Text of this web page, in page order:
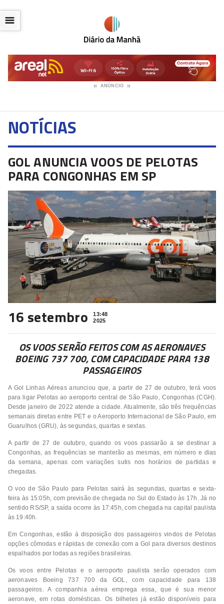
ANÚNCIO
☰
NOTÍCIAS
GOL ANUNCIA VOOS DE PELOTAS
PARA CONGONHAS EM SP
16 setembro
13:48
2025
OS VOOS SERÃO FEITOS COM AS AERONAVES
BOEING 737 700, COM CAPACIDADE PARA 138
PASSAGEIROS
A Gol Linhas Aéreas anunciou que, a partir de 27 de outubro, terá voos
para ligar Pelotas ao aeroporto central de São Paulo, Congonhas (CGH).
Desde janeiro de 2022 atende a cidade. Atualmente, são três frequências
semanais diretas entre PET e o Aeroporto Internacional de São Paulo, em
Guarulhos (GRU), às segundas, quartas e sextas.
A partir de 27 de outubro, quando os voos passarão a se destinar a
Congonhas, as frequências se manterão as mesmas, em número e dias
da semana, apenas com variações sutis nos horários de partidas e
chegadas.
O voo de São Paulo para Pelotas sairá às segundas, quartas e sexta-
feira às 15:05h, com previsão de chegada no Sul do Estado às 17h. Já no
sentido RS/SP, a saída ocorre às 17:45h, com chegada na capital paulista
às 19:40h.
Em Congonhas, estão à disposição dos passageiros vindos de Pelotas
opções cômodas e rápidas de conexão com a Gol para diversos destinos
espalhados por todas as regiões brasileiras.
Os voos entre Pelotas e o aeroporto paulista serão operados com
aeronaves Boeing 737 700 da GOL, com capacidade para 138
passageiros. A companhia aérea emprega essa, que é sua menor
aeronave, em rotas domésticas. Os bilhetes já estão disponíveis para